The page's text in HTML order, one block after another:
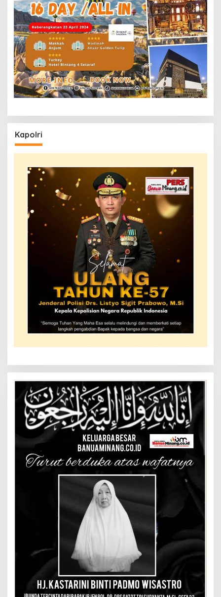
Kapolri